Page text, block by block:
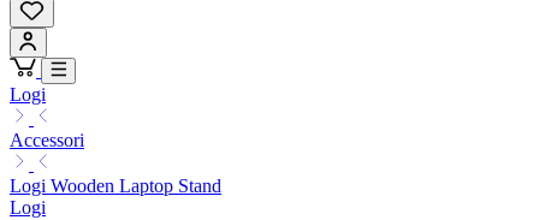
Logi
Accessori
Logi Wooden Laptop Stand
Logi